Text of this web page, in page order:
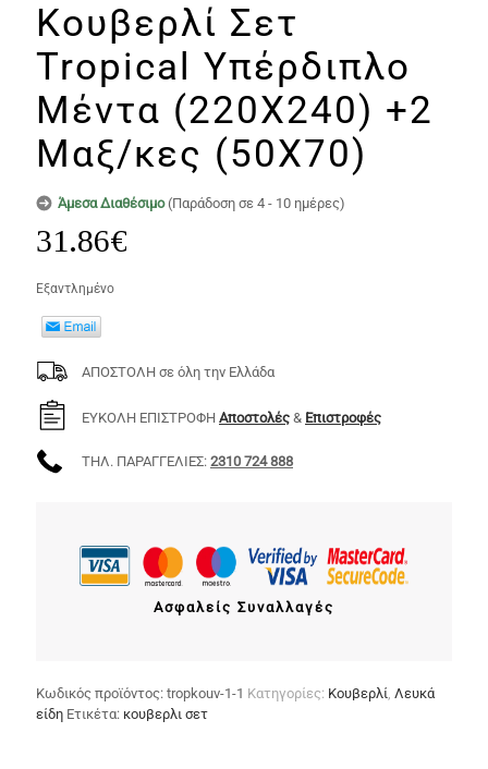
Κουβερλί Σετ
Tropical Υπέρδιπλο
Μέντα (220Χ240) +2
Μαξ/κες (50Χ70)
Άμεσα Διαθέσιμο(Παράδοση σε 4 - 10 ημέρες)
31.86€
Εξαντλημένο
ΑΠΟΣΤΟΛΗ σε όλη την Ελλάδα
ΕΥΚΟΛΗ ΕΠΙΣΤΡΟΦΗ Αποστολές & Επιστροφές
ΤΗΛ. ΠΑΡΑΓΓΕΛΙΕΣ: 2310 724 888
Ασφαλείς Συναλλαγές
Κωδικός προϊόντος: tropkouv-1-1 Κατηγορίες: Κουβερλί Λευκά
είδη Ετικέτα: κουβερλι σετ